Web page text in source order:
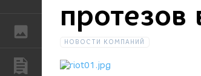
ГАЛЕРЕЯ
ПУБЛИКАЦИИ
НОВОСТИ КОМПАНИЙ